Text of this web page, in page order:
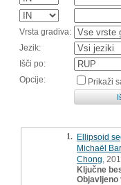
Vrsta gradiva:
Jezik:
Išči po:
Opcije:
Prikaži
1. Ellipsoid
Michaël
Chong ,
Ključne
Objavljeno